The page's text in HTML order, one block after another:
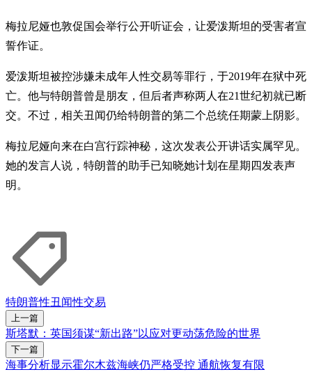
梅拉尼娅也敦促国会举行公开听证会，让爱泼斯坦的受害者宣
誓作证。
爱泼斯坦被控涉嫌未成年人性交易等罪行，于2019年在狱中死
亡。他与特朗普曾是朋友，但后者声称两人在21世纪初就已断
交。不过，相关丑闻仍给特朗普的第二个总统任期蒙上阴影。
梅拉尼娅向来在白宫行踪神秘，这次发表公开讲话实属罕见。
她的发言人说，特朗普的助手已知晓她计划在星期四发表声
明。
特朗普性丑闻性交易
上一篇
斯塔默：英国须谋“新出路”以应对更动荡危险的世界
下一篇
海事分析显示霍尔木兹海峡仍严格受控 通航恢复有限